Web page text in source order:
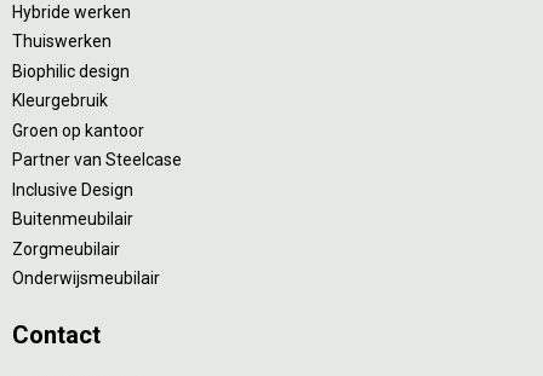
Hybride werken
Thuiswerken
Biophilic design
Kleurgebruik
Groen op kantoor
Partner van Steelcase
Inclusive Design
Buitenmeubilair
Zorgmeubilair
Onderwijsmeubilair
Contact